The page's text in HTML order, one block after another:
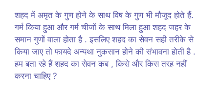
शहद में अमृत के गुण होने के साथ विष के गुण भी मौजूद होते हैं.
गर्म किया हुआ और गर्म चीजों के साथ मिला हुआ शहद जहर के
समान गुणों वाला होता है . इसलिए शहद का सेवन सही तरीके से
किया जाए तो फायदे अन्यथा नुकसान होने की संभावना होती है .
हम बता रहे हैं शहद का सेवन कब , किसे और किस तरह नहीं
करना चाहिए ?